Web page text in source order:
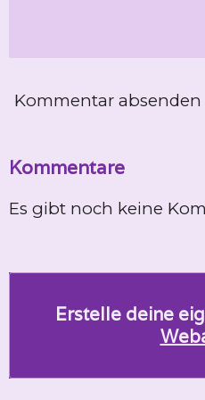
Kommentar absenden
Kommentare
Es gibt noch keine
Erstelle deine